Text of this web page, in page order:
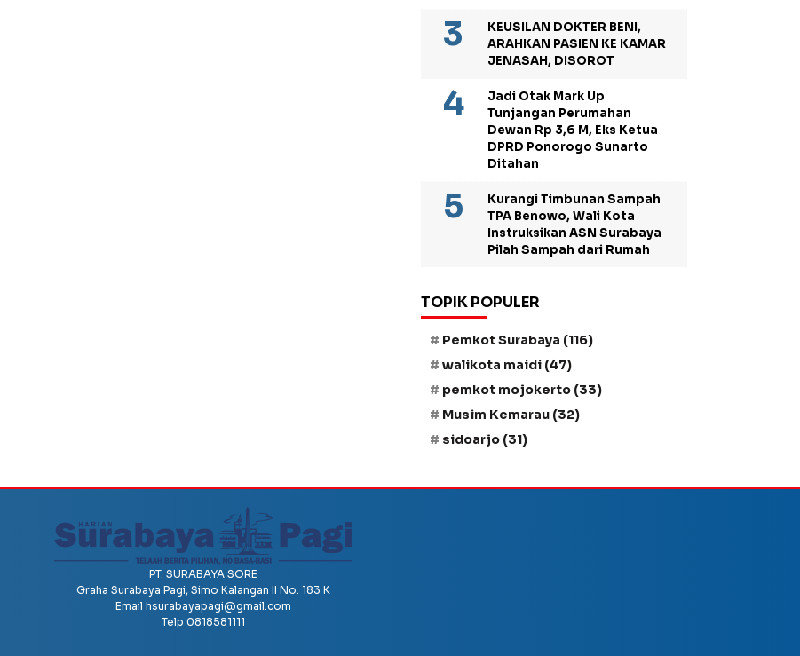
KEUSILAN DOKTER BENI,
ARAHKAN PASIEN KE KAMAR
JENASAH, DISOROT
Jadi Otak Mark Up
Tunjangan Perumahan
Dewan Rp 3,6 M, Eks Ketua
DPRD Ponorogo Sunarto
Ditahan
Kurangi Timbunan Sampah
TPA Benowo, Wali Kota
Instruksikan ASN Surabaya
Pilah Sampah dari Rumah
TOPIK POPULER
Pemkot Surabaya (116)
walikota maidi (47)
pemkot mojokerto (33)
Musim Kemarau (32)
sidoarjo (31)
PT. SURABAYA SORE
Graha Surabaya Pagi, Simo Kalangan II No. 183 K
Email hsurabayapagi@gmail.com
Telp 0818581111